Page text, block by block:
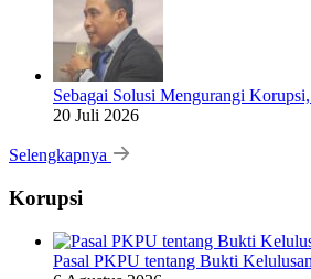
Sebagai Solusi Mengurangi
20 Juli 2026
Selengkapnya
Korupsi
Pasal PKPU tentang Bukti